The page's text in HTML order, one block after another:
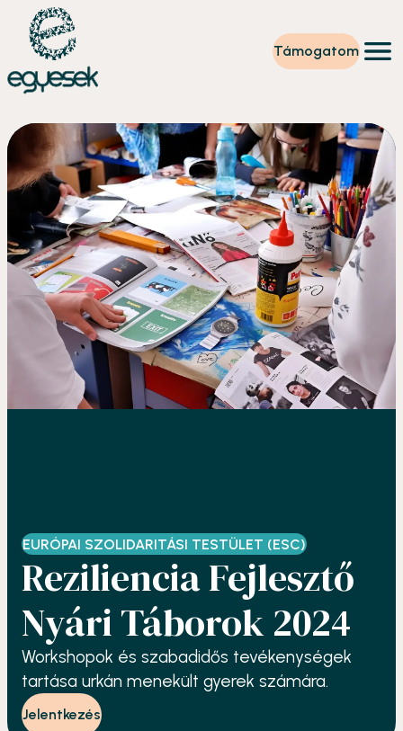
Támogatom
Képzések
Önkéntesség
Szintet lépek
Tevékenységeink
Partnerek
Adományzóna
Hírek
HU
EURÓPAI SZOLIDARITÁSI TESTÜLET (ESC)
Reziliencia Fejlesztő
Nyári Táborok 2024
Workshopok és szabadidős tevékenységek
tartása urkán menekült gyerek számára.
Jelentkezés